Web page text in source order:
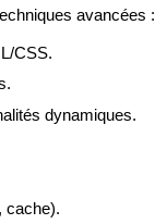
avancées :
CSS.
dynamiques.
cache).